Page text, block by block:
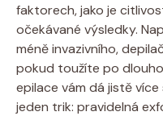
faktorech, jako je
očekávané výsledky.
méně invazivního,
pokud toužíte po
epilace vám dá jistě
jeden trik: pravidelná